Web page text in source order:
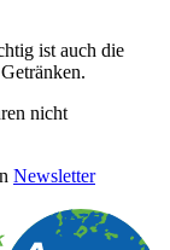
ist auch die
nicht
Newsletter